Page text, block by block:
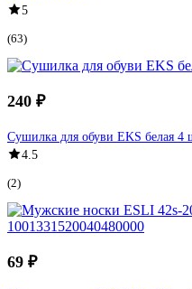
5
(63)
240 ₽
Сушилка для обуви EKS белая 4
4.5
(2)
69 ₽